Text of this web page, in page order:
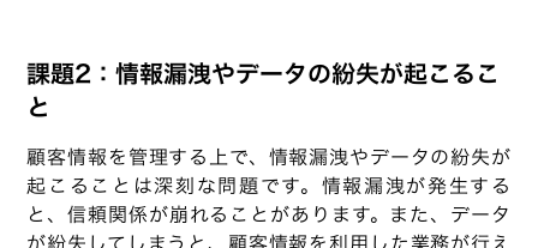
課題2：情報漏洩やデータの紛失が起こるこ
と
顧客情報を管理する上で、情報漏洩やデータの紛失が
起こることは深刻な問題です。情報漏洩が発生する
と、信頼関係が崩れることがあります。また、データ